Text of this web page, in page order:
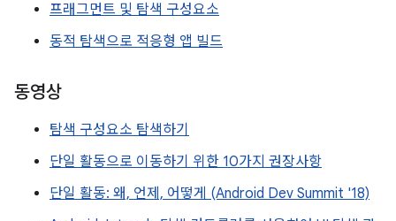
프래그먼트 및 탐색 구성요소
동적 탐색으로 적응형 앱 빌드
동영상
탐색 구성요소 탐색하기
단일 활동으로 이동하기 위한 10가지 권장사항
단일 활동: 왜, 언제, 어떻게 (Android Dev Summit '18)